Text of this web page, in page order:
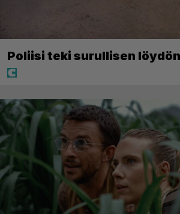
Poliisi teki surullisen